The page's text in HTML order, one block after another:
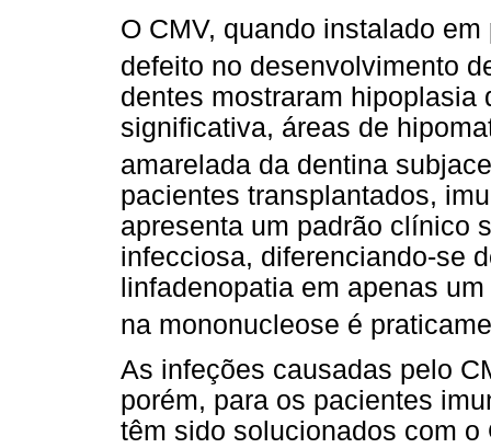
O CMV, quando instalado
defeito no desenvolvimento
dentes mostraram hipoplasia
significativa, áreas de
amarelada da dentina
pacientes transplantados,
apresenta um padrão clínico
infecciosa, diferenciando-se
linfadenopatia em apenas
na mononucleose é
As infeções causadas pelo
porém, para os pacientes
têm sido solucionados com